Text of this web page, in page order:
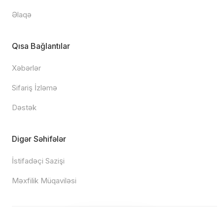
Əlaqə
Qısa Bağlantılar
Xəbərlər
Sifariş İzləmə
Dəstək
Digər Səhifələr
İstifadəçi Sazişi
Məxfilik Müqaviləsi